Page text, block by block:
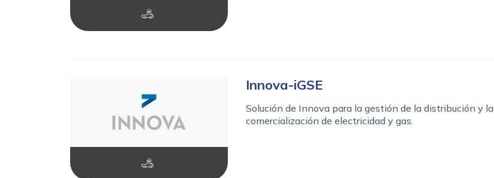
Innova-iGSE
Solución de Innova para la gestión de la distribución y la
comercialización de electricidad y gas.